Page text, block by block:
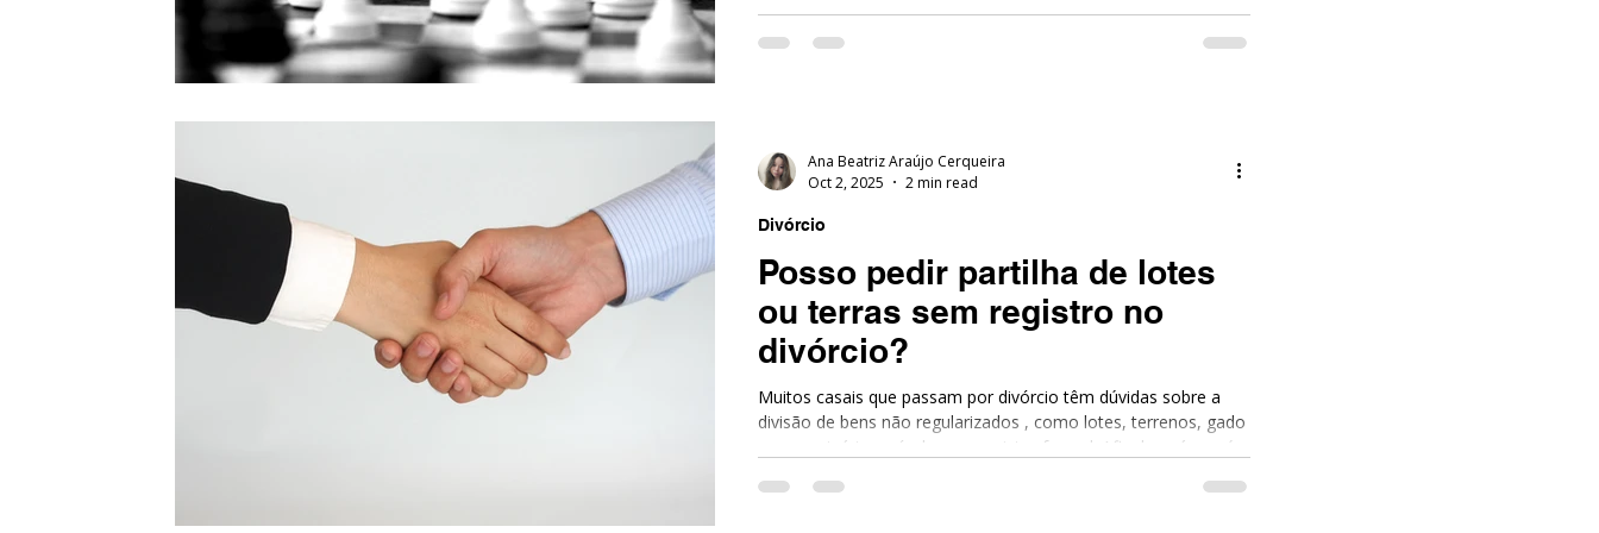
emocional, medo de “piorar as coisas”, sensação de que não
há escolha. Do ponto de vista técnico, isso importa. Muito. O
Posso pedir partilha de lotes
ou terras sem registro no
divórcio?
Muitos casais que passam por divórcio têm dúvidas sobre a
divisão de bens não regularizados , como lotes, terrenos, gado
ou maquinário agrícola sem registro formal. Afinal, será que é
Tribunal de Justiça de Minas Gerais (TJMG) analisou um caso
Divórcio
Ana Beatriz Araújo Cerqueira
Oct 2, 2025
2 min read